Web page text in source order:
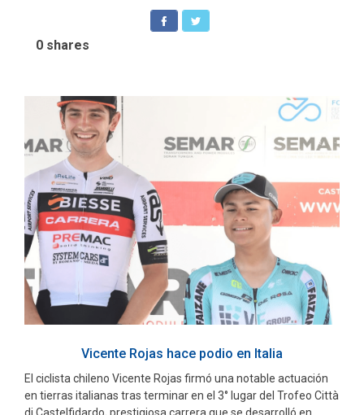
0 shares
Vicente Rojas hace podio en Italia
El ciclista chileno Vicente Rojas firmó una notable actuación
en tierras italianas tras terminar en el 3° lugar del Trofeo Città
di Castelfidardo, prestigiosa carrera que se desarrolló en